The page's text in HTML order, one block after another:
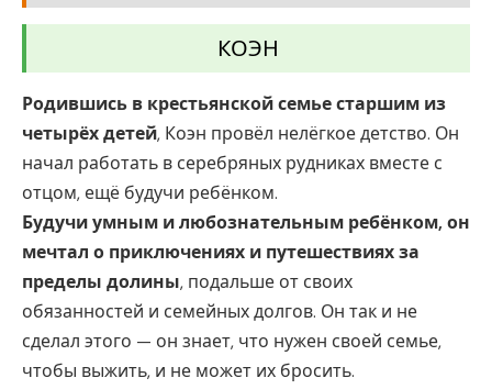
КОЭН
Родившись в крестьянской семье старшим из
четырёх детей, Коэн провёл нелёгкое детство. Он
начал работать в серебряных рудниках вместе с
отцом, ещё будучи ребёнком.
Будучи умным и любознательным ребёнком, он
мечтал о приключениях и путешествиях за
пределы долины, подальше от своих
обязанностей и семейных долгов. Он так и не
сделал этого — он знает, что нужен своей семье,
чтобы выжить, и не может их бросить.